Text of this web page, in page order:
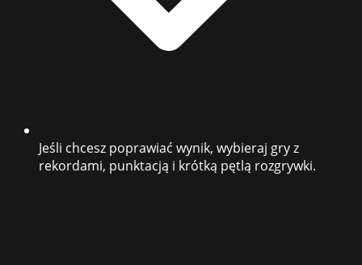
Jeśli chcesz poprawiać wynik, wybieraj gry z
rekordami, punktacją i krótką pętlą rozgrywki.